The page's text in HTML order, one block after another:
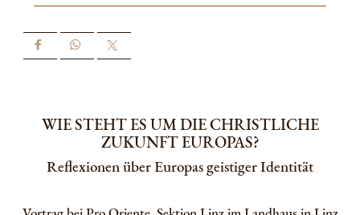
WIE STEHT ES UM DIE CHRISTLICHE
ZUKUNFT EUROPAS?
Reflexionen über Europas geistiger Identität